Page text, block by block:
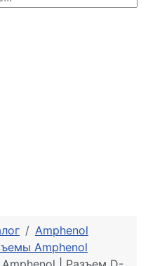
Amphenol
Amphenol